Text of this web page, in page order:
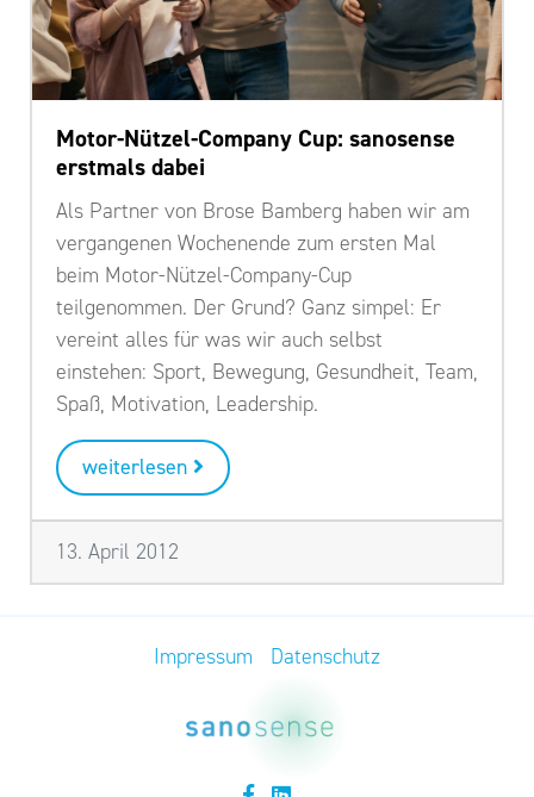
Motor-Nützel-Company Cup: sanosense
erstmals dabei
Als Partner von Brose Bamberg haben wir am
vergangenen Wochenende zum ersten Mal
beim Motor-Nützel-Company-Cup
teilgenommen. Der Grund? Ganz simpel: Er
vereint alles für was wir auch selbst
einstehen: Sport, Bewegung, Gesundheit, Team,
Spaß, Motivation, Leadership.
weiterlesen
13. April 2012
Impressum Datenschutz